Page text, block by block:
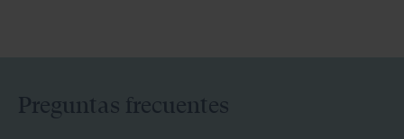
Preguntas frecuentes